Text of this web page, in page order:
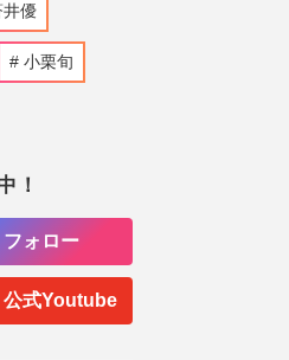
井優
小栗旬
！
フォロー
公式Youtube